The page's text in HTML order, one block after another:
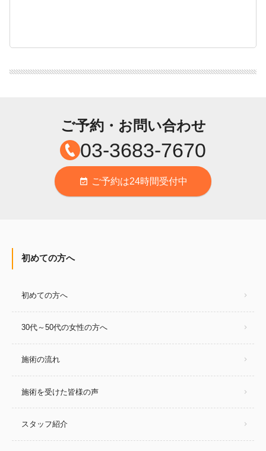
ご予約・お問い合わせ
03-3683-7670
event_available ご予約は24時間受付中
初めての方へ
初めての方へ
30代～50代の女性の方へ
施術の流れ
施術を受けた皆様の声
スタッフ紹介